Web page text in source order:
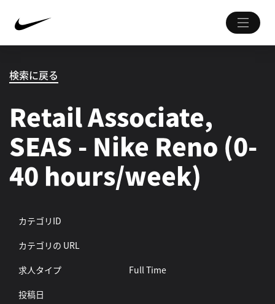
検索に戻る
Retail Associate,
SEAS - Nike Reno (0-
40 hours/week)
カテゴリID
カテゴリの URL
求人タイプ
Full Time
投稿日